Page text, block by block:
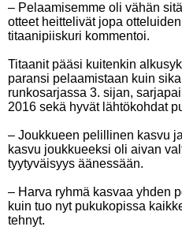
– Pelaamisemme oli vähän
otteet heittelivät jopa
titaanipiiskuri kommentoi.
Titaanit pääsi kuitenkin
paransi pelaamistaan kuin
runkosarjassa 3. sijan,
2016 sekä hyvät lähtökohdat
– Joukkueen pelillinen kasvu
kasvu joukkueeksi oli aivan
tyytyväisyys äänessään.
– Harva ryhmä kasvaa yhden
kuin tuo nyt pukukopissa
tehnyt.